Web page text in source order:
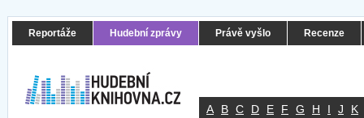
Reportáže Hudební zprávy Právě vyšlo Recenze
A B C D E F G H I J K